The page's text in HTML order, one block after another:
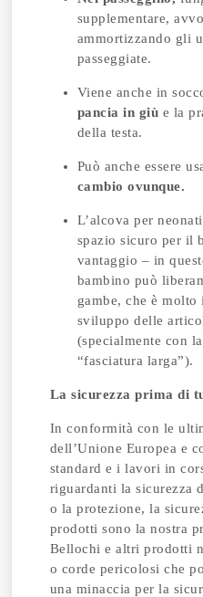
supplementare,
ammortizzando gli
passeggiate.
Viene anche in
pancia in giù e la
della testa.
Può anche essere
cambio ovunque.
L’alcova per
spazio sicuro per il
vantaggio – in
bambino può
gambe, che è
sviluppo delle
(specialmente con
“fasciatura larga”).
La sicurezza prima di
In conformità con le
dell’Unione Europea e
standard e i lavori in
riguardanti la sicurezza
o la protezione, la
prodotti sono la nostra
Bellochi e altri prodotti
o corde pericolosi che
una minaccia per la